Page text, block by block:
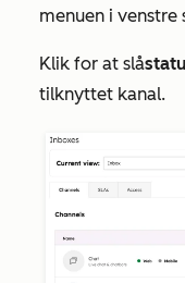
menuen i venstre
Klik for at slå
tilknyttet kanal.